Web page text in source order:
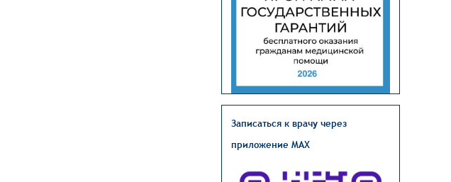
Записаться к врачу через
приложение MAX